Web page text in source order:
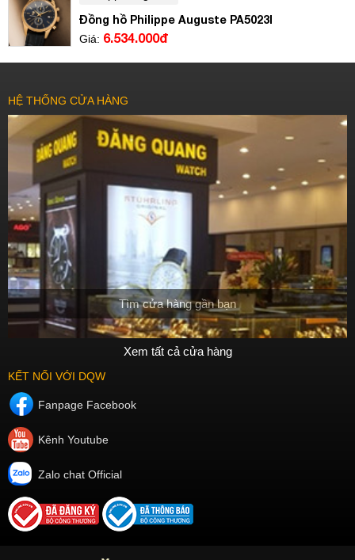
Đồng hồ Philippe Auguste PA5023I
Giá: 6.534.000đ
HỆ THỐNG CỬA HÀNG
Tìm cửa hàng gần bạn
Xem tất cả cửa hàng
KẾT NỐI VỚI DQW
Fanpage Facebook
Kênh Youtube
Zalo chat Official